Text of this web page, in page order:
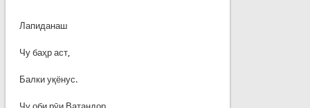
Лапиданаш
Чу баҳр аст,
Балки уқёнус.